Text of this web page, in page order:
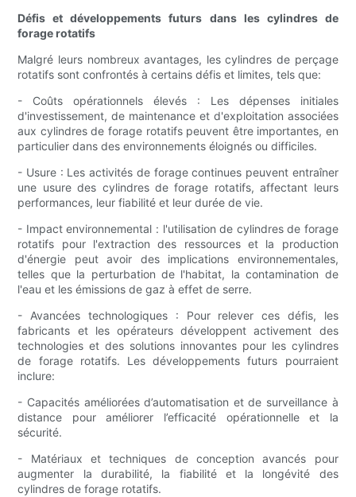
Défis et développements futurs dans les cylindres de
forage rotatifs
Malgré leurs nombreux avantages, les cylindres de perçage
rotatifs sont confrontés à certains défis et limites, tels que:
- Coûts opérationnels élevés : Les dépenses initiales
d'investissement, de maintenance et d'exploitation associées
aux cylindres de forage rotatifs peuvent être importantes, en
particulier dans des environnements éloignés ou difficiles.
- Usure : Les activités de forage continues peuvent entraîner
une usure des cylindres de forage rotatifs, affectant leurs
performances, leur fiabilité et leur durée de vie.
- Impact environnemental : l'utilisation de cylindres de forage
rotatifs pour l'extraction des ressources et la production
d'énergie peut avoir des implications environnementales,
telles que la perturbation de l'habitat, la contamination de
l'eau et les émissions de gaz à effet de serre.
- Avancées technologiques : Pour relever ces défis, les
fabricants et les opérateurs développent activement des
technologies et des solutions innovantes pour les cylindres
de forage rotatifs. Les développements futurs pourraient
inclure:
- Capacités améliorées d’automatisation et de surveillance à
distance pour améliorer l’efficacité opérationnelle et la
sécurité.
- Matériaux et techniques de conception avancés pour
augmenter la durabilité, la fiabilité et la longévité des
cylindres de forage rotatifs.